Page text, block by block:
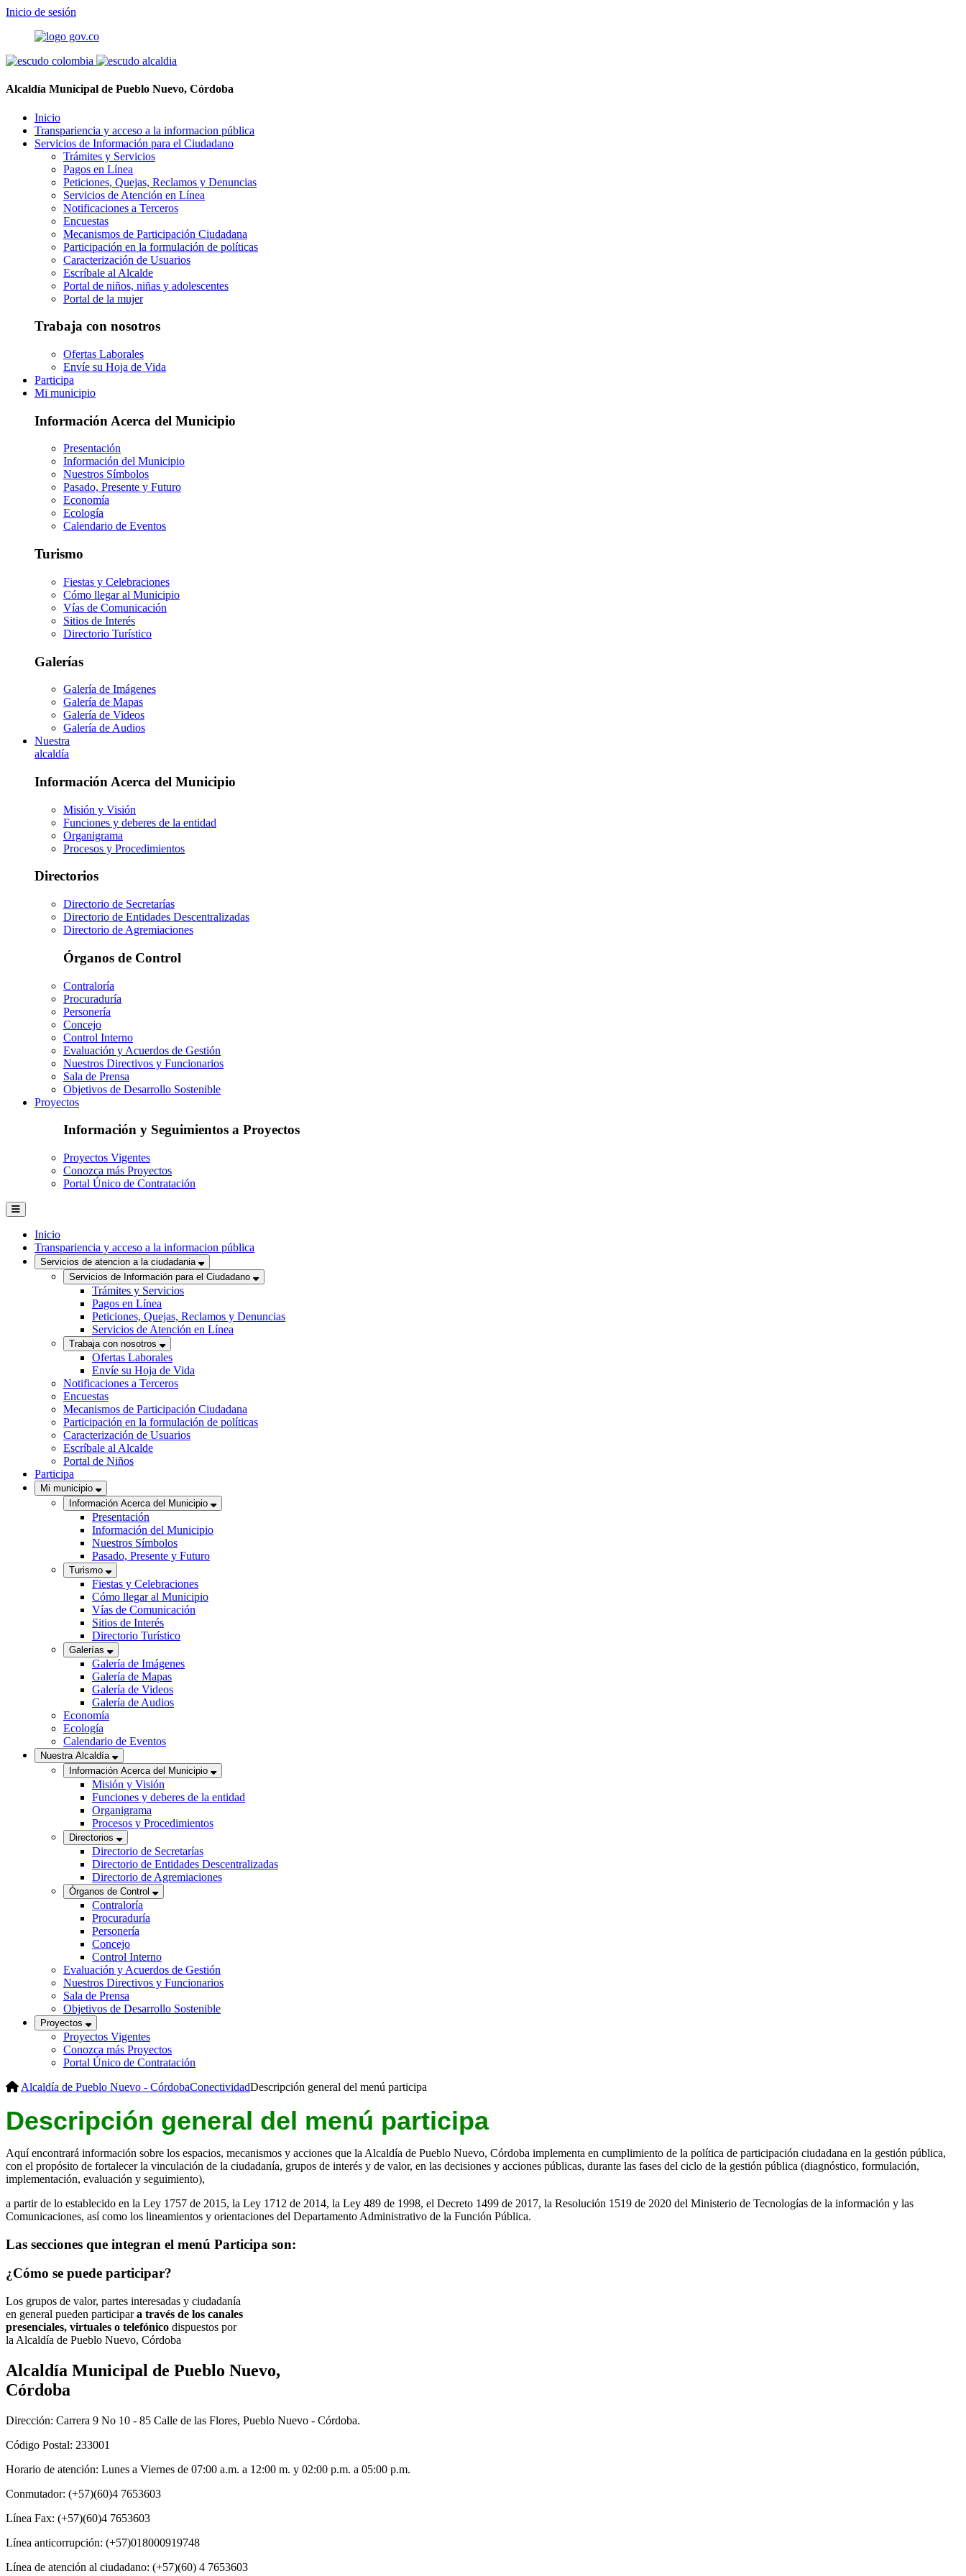
Inicio de sesión
Alcaldía Municipal de Pueblo Nuevo, Córdoba
Inicio
Transpariencia y acceso a la informacion pública
Servicios de Información para el Ciudadano
Trámites y Servicios
Pagos en Línea
Peticiones, Quejas, Reclamos y Denuncias
Servicios de Atención en Línea
Notificaciones a Terceros
Encuestas
Mecanismos de Participación Ciudadana
Participación en la formulación de políticas
Caracterización de Usuarios
Escríbale al Alcalde
Portal de niños, niñas y adolescentes
Portal de la mujer
Trabaja con nosotros
Ofertas Laborales
Envíe su Hoja de Vida
Participa
Mi municipio
Información Acerca del Municipio
Presentación
Información del Municipio
Nuestros Símbolos
Pasado, Presente y Futuro
Economía
Ecología
Calendario de Eventos
Turismo
Fiestas y Celebraciones
Cómo llegar al Municipio
Vías de Comunicación
Sitios de Interés
Directorio Turístico
Galerías
Galería de Imágenes
Galería de Mapas
Galería de Videos
Galería de Audios
Nuestra
alcaldía
Información Acerca del Municipio
Misión y Visión
Funciones y deberes de la entidad
Organigrama
Procesos y Procedimientos
Directorios
Directorio de Secretarías
Directorio de Entidades Descentralizadas
Directorio de Agremiaciones
Órganos de Control
Contraloría
Procuraduría
Personería
Concejo
Control Interno
Evaluación y Acuerdos de Gestión
Nuestros Directivos y Funcionarios
Sala de Prensa
Objetivos de Desarrollo Sostenible
Proyectos
Información y Seguimientos a Proyectos
Proyectos Vigentes
Conozca más Proyectos
Portal Único de Contratación
Inicio
Transpariencia y acceso a la informacion pública
Servicios de atencion a la ciudadania
Servicios de Información para el Ciudadano
Trámites y Servicios
Pagos en Línea
Peticiones, Quejas, Reclamos y Denuncias
Servicios de Atención en Línea
Trabaja con nosotros
Ofertas Laborales
Envíe su Hoja de Vida
Notificaciones a Terceros
Encuestas
Mecanismos de Participación Ciudadana
Participación en la formulación de políticas
Caracterización de Usuarios
Escríbale al Alcalde
Portal de Niños
Participa
Mi municipio
Información Acerca del Municipio
Presentación
Información del Municipio
Nuestros Símbolos
Pasado, Presente y Futuro
Turismo
Fiestas y Celebraciones
Cómo llegar al Municipio
Vías de Comunicación
Sitios de Interés
Directorio Turístico
Galerías
Galería de Imágenes
Galería de Mapas
Galería de Videos
Galería de Audios
Economía
Ecología
Calendario de Eventos
Nuestra Alcaldía
Información Acerca del Municipio
Misión y Visión
Funciones y deberes de la entidad
Organigrama
Procesos y Procedimientos
Directorios
Directorio de Secretarías
Directorio de Entidades Descentralizadas
Directorio de Agremiaciones
Órganos de Control
Contraloría
Procuraduría
Personería
Concejo
Control Interno
Evaluación y Acuerdos de Gestión
Nuestros Directivos y Funcionarios
Sala de Prensa
Objetivos de Desarrollo Sostenible
Proyectos
Proyectos Vigentes
Conozca más Proyectos
Portal Único de Contratación
Alcaldía de Pueblo Nuevo - CórdobaConectividadDescripción general del menú participa
Descripción general del menú participa​
Aquí encontrará información sobre los espacios, mecanismos y acciones que la Alcaldía de Pueblo Nuevo, Córdoba implementa en cumplimiento de la política de participación ciudadana en la gestión pública,
con el propósito de fo​rtalecer la vinculación de la ciudadanía, grupos de interés y de valor, en las decisione​​s y acciones públicas, durante las fases del ciclo de la gestión pública (diagnóstico, formulación,
implementación, evaluación y seguimiento),​
a partir de lo establecido en la Ley 1757 de 2015, la Ley 1712 de 2014, la Ley 489 de 1998, el Decreto 1499 de 2017, la Resolución 1519 de 2020 del Ministerio de Tecnologías de la información y las
Comunicaciones, así como los lineamientos y orientaciones del Departamento Administrativo de la Función Pública.​
Las secciones que integran el menú Participa son:
¿Cómo se puede participar?
Los grupos de valor, partes interesadas y ciudadanía
en general pueden participara través de los canales
presenciales, virtuales o telefónico dispuestos por
la Alcaldía de Pueblo Nuevo, Córdoba​
Alcaldía Municipal de Pueblo Nuevo,
Córdoba
Dirección: Carrera 9 No 10 - 85 Calle de las Flores, Pueblo Nuevo - Córdoba.
Código Postal: 233001
Horario de atención: Lunes a Viernes de 07:00 a.m. a 12:00 m. y 02:00 p.m. a 05:00 p.m.
Conmutador: (+57)(60)4 7653603
Línea Fax: (+57)(60)4 7653603
Línea anticorrupción: (+57)018000919748
Línea de atención al ciudadano: (+57)(60) 4 7653603